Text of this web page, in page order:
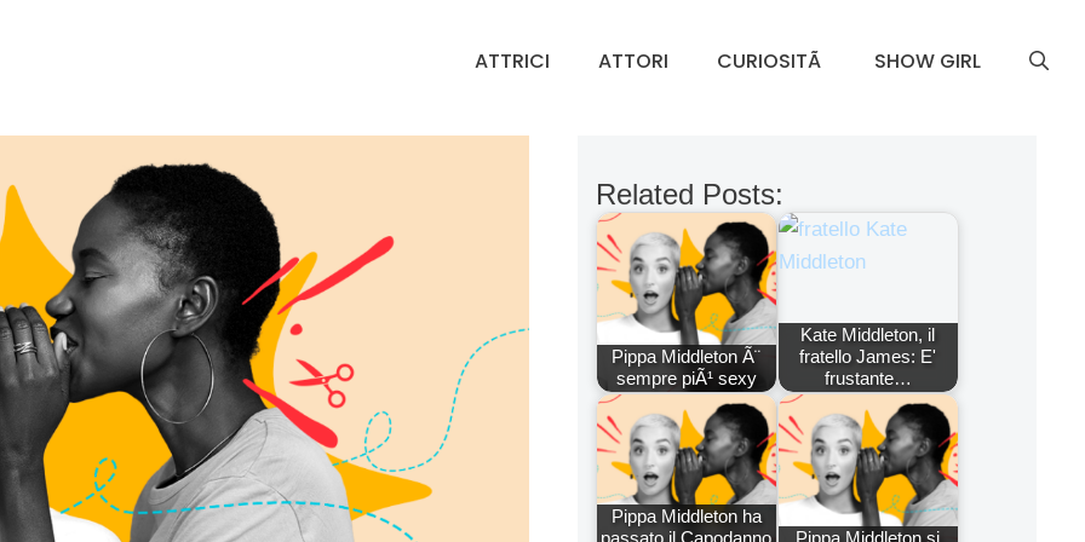
ATTRICI ATTORI CURIOSITÃ SHOW GIRL
Related Posts:
Pippa Middleton Ã¨
sempre piÃ¹ sexy
Kate Middleton, il
fratello James: E'
frustante…
Pippa Middleton ha